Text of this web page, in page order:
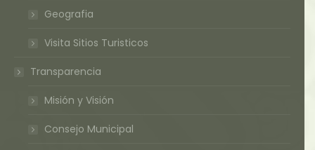
Geografia
Visita Sitios Turisticos
Transparencia
Misión y Visión
Consejo Municipal